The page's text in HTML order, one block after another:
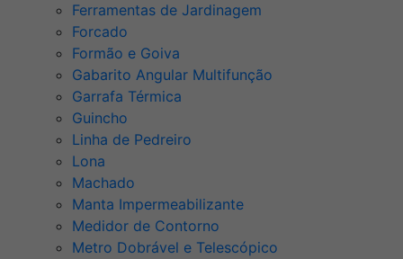
Ferramentas de Jardinagem
Forcado
Formão e Goiva
Gabarito Angular Multifunção
Garrafa Térmica
Guincho
Linha de Pedreiro
Lona
Machado
Manta Impermeabilizante
Medidor de Contorno
Metro Dobrável e Telescópico